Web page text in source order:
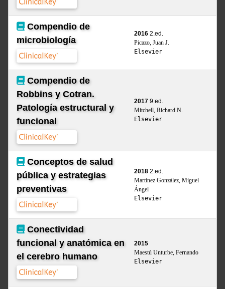
Compendio de
microbiología
2016 2.ed.
Picazo, Juan J.
Elsevier
Compendio de
Robbins y Cotran.
Patología estructural y
funcional
2017 9.ed.
Mitchell, Richard N.
Elsevier
Conceptos de salud
pública y estrategias
preventivas
2018 2.ed.
Martínez González, Miguel
Ángel
Elsevier
Conectividad
funcional y anatómica en
el cerebro humano
2015
Maestú Unturbe, Fernando
Elsevier